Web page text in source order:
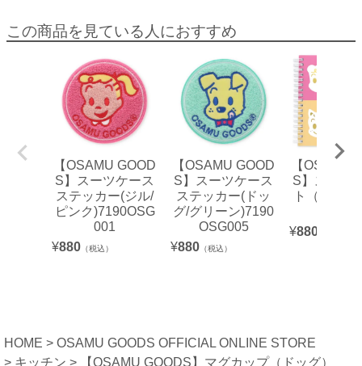
この商品を見ている人におすすめ
【OSAMU GOOD
S】スーツケース
ステッカー(ジル/
ピンク)7190OSG
001
¥880 （税込）
【OSAMU GOOD
S】スーツケース
ステッカー(ドッ
グ/グリーン)7190
OSG005
¥880 （税込）
【OSAMU
S】スクエ
ト（4フェ
¥880
HOME
OSAMU GOODS OFFICIAL ONLINE STORE
キッチン
【OSAMU GOODS】マグカップ（ドッグ）